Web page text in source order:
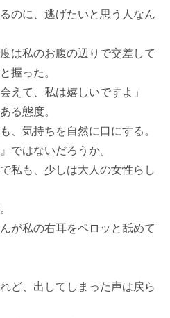
のに、逃げたいと思う人なん
は私のお腹の辺りで交差して
握った。
えて、私は嬉しいですよ」
る態度。
、気持ちを自然に口にする。
ではないだろうか。
私も、少しは大人の女性らし
が私の右耳をペロッと舐めて
ど、出してしまった声は戻ら